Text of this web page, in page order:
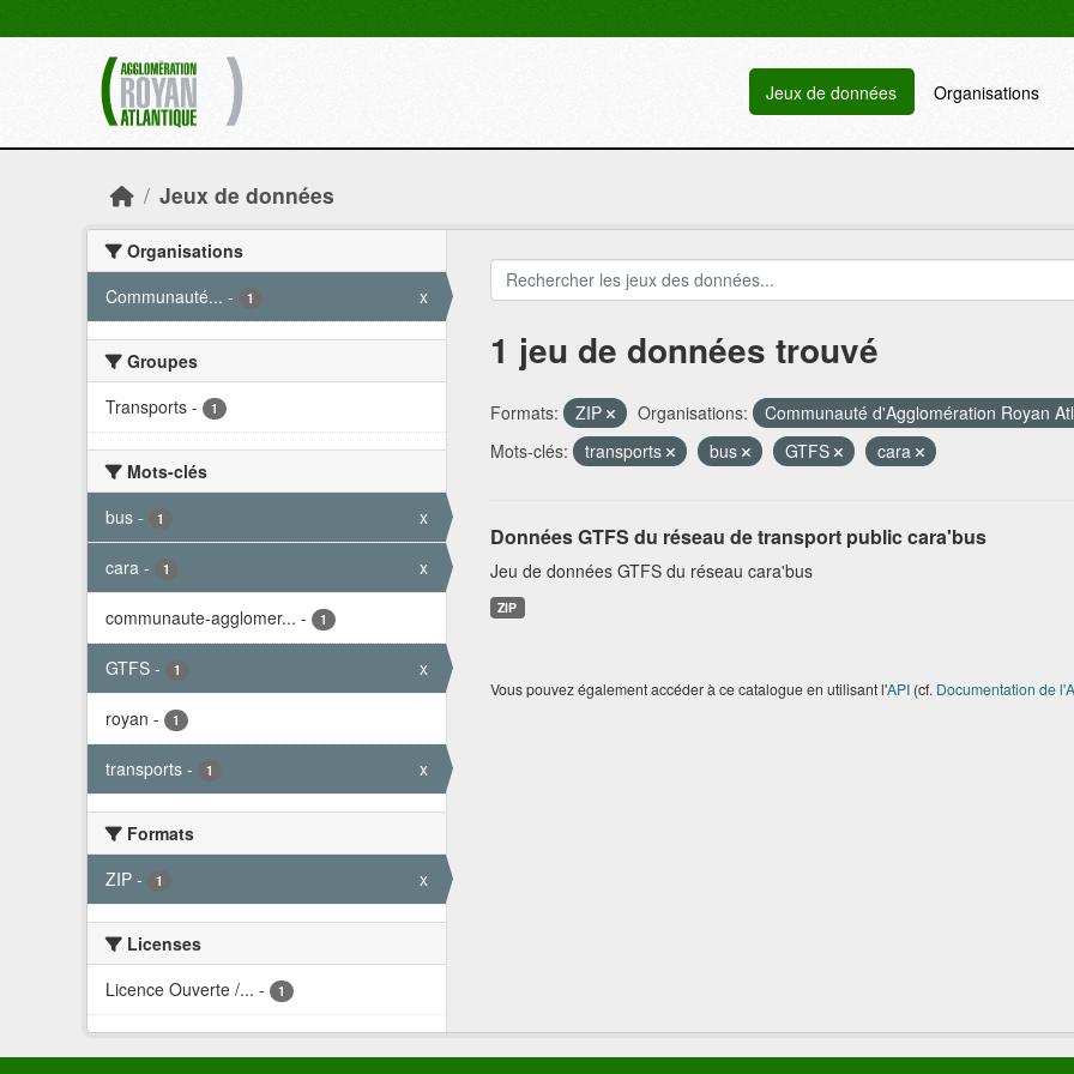
Jeux de données Organisations
Jeux de données
Organisations
Communauté... - 1 x
Groupes
Transports - 1
Mots-clés
bus - 1 x
cara - 1 x
communaute-agglomer... - 1
GTFS - 1 x
royan - 1
transports - 1 x
Formats
ZIP - 1 x
Licenses
Licence Ouverte /... - 1
1 jeu de données trouvé
Formats: ZIP Organisations:
Communauté d'Agglomération Royan
Mots-clés:
transports bus GTFS cara
Données GTFS du réseau de transport public cara'bus
Jeu de données GTFS du réseau cara'bus
ZIP
Vous pouvez également accéder à ce catalogue en utilisant l'API(cf. Documentation de